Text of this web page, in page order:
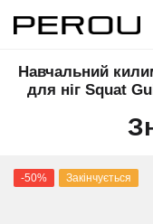
Навчальний
для ніг Squat
-50% Закінчується